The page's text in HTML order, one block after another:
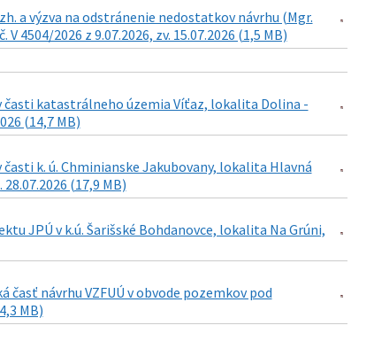
a výzva na odstránenie nedostatkov návrhu (Mgr.
4504/2026 z 9.07.2026, zv. 15.07.2026 (1,5 MB)
časti katastrálneho územia Víťaz, lokalita Dolina -
(14,7 MB)
k. ú. Chminianske Jakubovany, lokalita Hlavná
(17,9 MB)
JPÚ v k.ú. Šarišské Bohdanovce, lokalita Na Grúni,
časť návrhu VZFUÚ v obvode pozemkov pod
MB)